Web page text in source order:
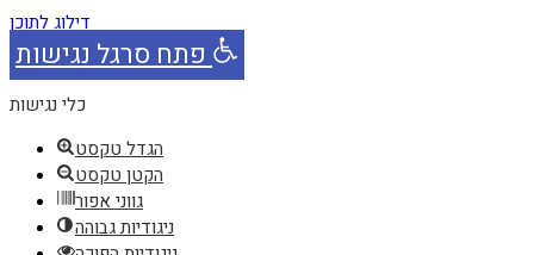
דילוג לתוכן
פתח סרגל נגישות
כלי נגישות
הגדל טקסט
הקטן טקסט
גווני אפור
ניגודיות גבוהה